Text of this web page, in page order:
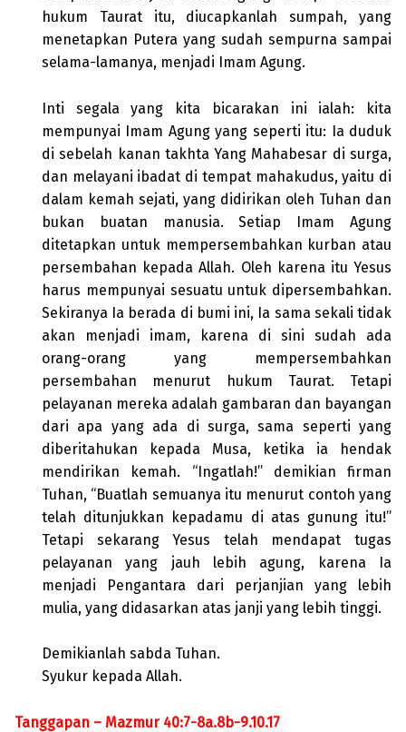
hukum Taurat itu, diucapkanlah sumpah, yang
menetapkan Putera yang sudah sempurna sampai
selama-lamanya, menjadi Imam Agung.
Inti segala yang kita bicarakan ini ialah: kita
mempunyai Imam Agung yang seperti itu: Ia duduk
di sebelah kanan takhta Yang Mahabesar di surga,
dan melayani ibadat di tempat mahakudus, yaitu di
dalam kemah sejati, yang didirikan oleh Tuhan dan
bukan buatan manusia. Setiap Imam Agung
ditetapkan untuk mempersembahkan kurban atau
persembahan kepada Allah. Oleh karena itu Yesus
harus mempunyai sesuatu untuk dipersembahkan.
Sekiranya Ia berada di bumi ini, Ia sama sekali tidak
akan menjadi imam, karena di sini sudah ada
orang-orang yang mempersembahkan
persembahan menurut hukum Taurat. Tetapi
pelayanan mereka adalah gambaran dan bayangan
dari apa yang ada di surga, sama seperti yang
diberitahukan kepada Musa, ketika ia hendak
mendirikan kemah. “Ingatlah!” demikian firman
Tuhan, “Buatlah semuanya itu menurut contoh yang
telah ditunjukkan kepadamu di atas gunung itu!”
Tetapi sekarang Yesus telah mendapat tugas
pelayanan yang jauh lebih agung, karena Ia
menjadi Pengantara dari perjanjian yang lebih
mulia, yang didasarkan atas janji yang lebih tinggi.
Demikianlah sabda Tuhan.
Syukur kepada Allah.
Tanggapan – Mazmur 40:7-8a.8b-9.10.17